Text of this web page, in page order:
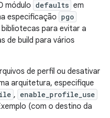
módulo defaults em
especificação pgo
para evitar a
de build para vários
de perfil ou desativar
arquitetura, especifique
, enable_profile_use
(com o destino da